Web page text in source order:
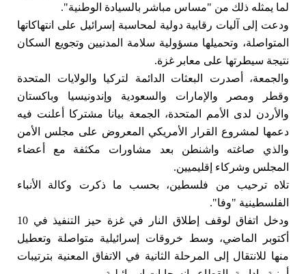
لما يمثله ذلك من "مساس مباشر بالسيادة الوطنية".
ودعت إلى آليات رقابية دولية لمحاسبة إسرائيل على انتهاكاتها
المتواصلة، وتحميلها مسؤولية سلامة المدنيين وتجويع السكان
نتيجة سيطرتها على معابر غزة.
والجمعة، أصدرت البعثات الدائمة لتركيا والولايات المتحدة
وقطر ومصر والإمارات والسعودية وإندونيسيا وباكستان
والأردن لدى الأمم المتحدة، الجمعة بيانا مشتركا أعلنت فيه
دعمها لمشروع القرار الأمريكي المعروض على مجلس الأمن
والذي صاغته واشنطن بعد مشاورات مكثفة مع أعضاء
المجلس وشركاء إقليميين.
تلاه ترحيب من فلسطين، بحسب ما ذكرت وكالة الأنباء
الفلسطينية "وفا".
ودخل اتفاق لوقف إطلاق النار في غزة حيز التنفيذ في 10
أكتوبر الماضي، وسط خروقات إسرائيلية متواصلة وتعطيل
منها للانتقال إلى المرحلة الثانية في الاتفاق المعنية بترتيبات